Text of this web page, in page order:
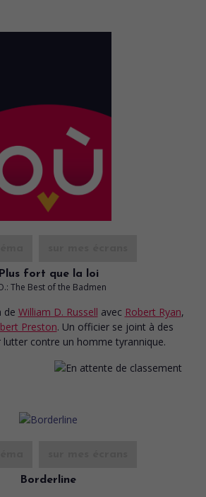
Plus fort que la loi
The Best of the Badmen
de William D. Russell avec Robert Ryan,
Preston. Un officier se joint à des
lutter contre un homme tyrannique.
Borderline